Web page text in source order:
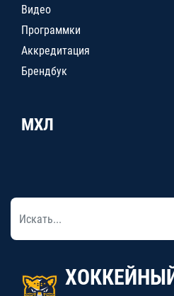
Видео
Программки
Аккредитация
Брендбук
МХЛ